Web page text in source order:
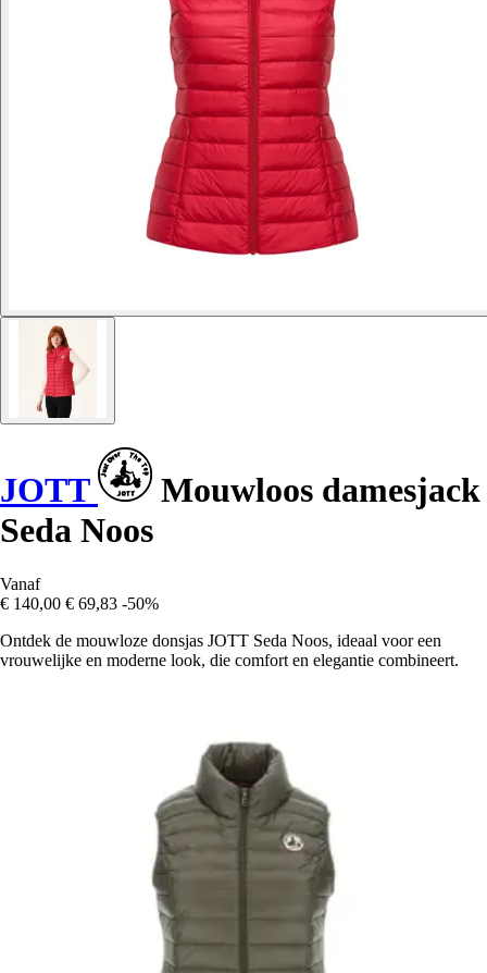
JOTT
Mouwloos damesjack
Seda Noos
Vanaf
€ 140,00 € 69,83 -50%
Ontdek de mouwloze donsjas JOTT Seda Noos, ideaal voor een
vrouwelijke en moderne look, die comfort en elegantie combineert.